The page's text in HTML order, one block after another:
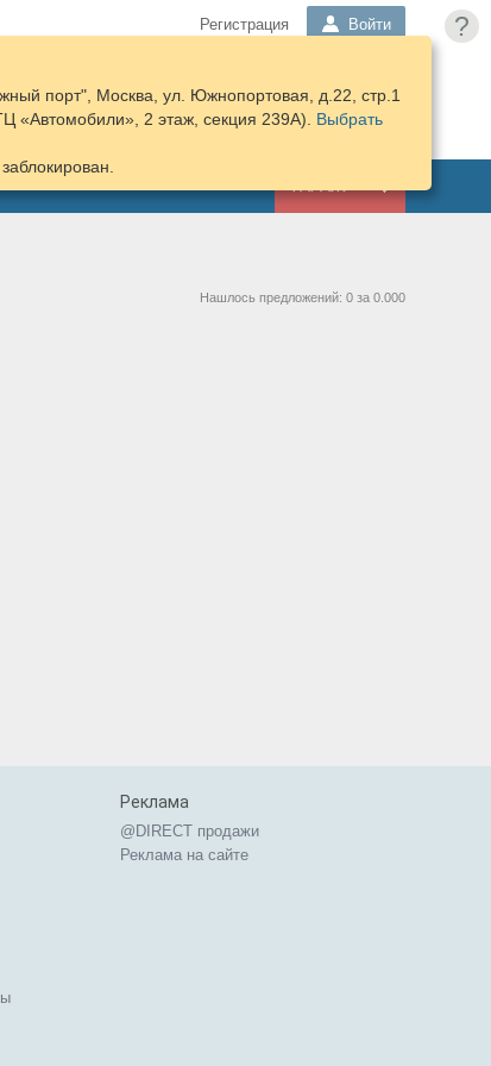
?
Регистрация Войти
КОРЗИНА
ПОДОБРАТЬ
ЗАПЧАСТИ
порт", Москва, ул. Южнопортовая, д.22, стр.1
«Автомобили», 2 этаж, секция 239А). Выбрать
Нашлось предложений: 0 за 0.000
Реклама
@DIRECT продажи
Реклама на сайте